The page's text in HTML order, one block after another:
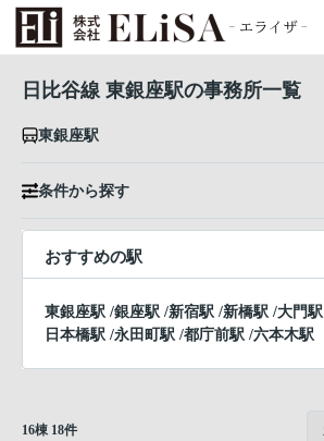
日比谷線 東銀座駅の事務所一覧
東銀座駅
条件から探す
おすすめの駅
東銀座駅 /銀座駅 /新宿駅 /新橋駅 /大門駅
日本橋駅 /永田町駅 /都庁前駅 /六本木駅
16棟 18件